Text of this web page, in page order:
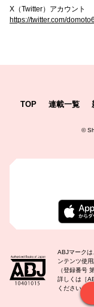
X（Twitter）アカウント
https://twitter.com/
TOP 連載一覧
©
ABJマークは
ンテンツ使
（登録番号
詳しくは［
ください。